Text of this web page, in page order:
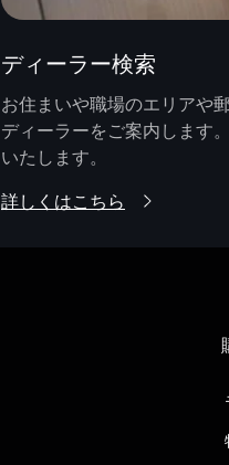
ディーラー検索
お住まいや職場のエリアや
ディーラーをご案内します
いたします。
詳しくはこちら